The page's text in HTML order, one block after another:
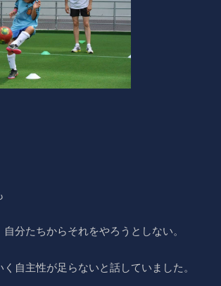
分たちからそれをやろうとしない。
自主性が足らないと話していました。